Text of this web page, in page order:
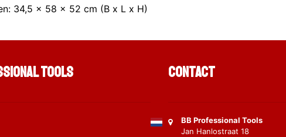
34,5 x 58 x 52 cm (B x L x H)
Tools Contact
BB Professional Tools
Jan Hanlostraat 18